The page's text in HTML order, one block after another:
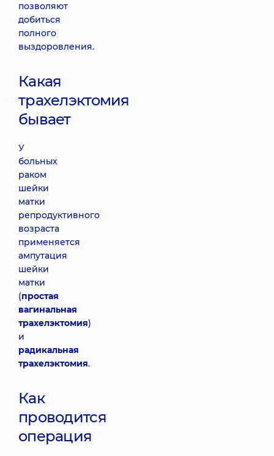
позволяют
добиться
полного
выздоровления.
Какая
трахелэктомия
бывает
У
больных
раком
шейки
матки
репродуктивного
возраста
применяется
ампутация
шейки
матки
(простая
вагинальная
трахелэктомия)
и
радикальная
трахелэктомия.
Как
проводится
операция